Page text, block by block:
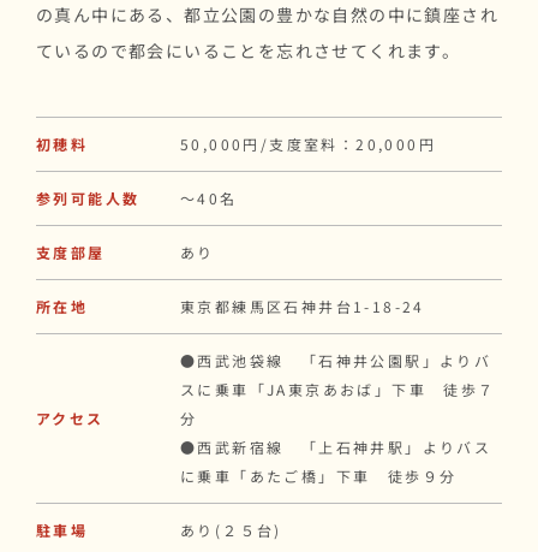
の真ん中にある、都立公園の豊かな自然の中に鎮座され
ているので都会にいることを忘れさせてくれます。
初穂料 50,000円/支度室料：20,000円
参列可能人数 〜40名
支度部屋 あり
所在地 東京都練馬区石神井台1-18-24
アクセス
●西武池袋線 「石神井公園駅」よりバ
スに乗車「JA東京あおば」下車 徒歩７
分
●西武新宿線 「上石神井駅」よりバス
に乗車「あたご橋」下車 徒歩９分
駐車場 あり(２５台)